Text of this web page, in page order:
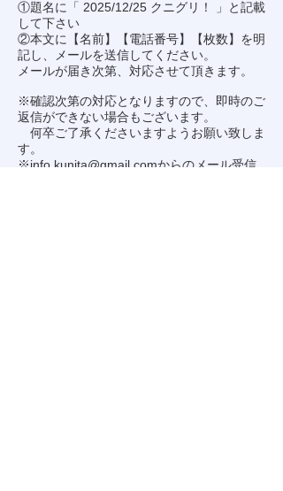
①題名に「 2025/12/25 クニグリ！ 」と記載
して下さい
②本文に【名前】【電話番号】【枚数】を明
記し、メールを送信してください。
メールが届き次第、対応させて頂きます。
※確認次第の対応となりますので、即時のご
返信ができない場合もございます。
何卒ご了承くださいますようお願い致しま
す。
※info.kunita@gmail.comからのメール受信